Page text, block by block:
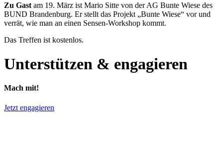
Zu Gast am 19. März ist Mario Sitte von der AG Bunte Wiese des
BUND Brandenburg. Er stellt das Projekt „Bunte Wiese“ vor und
verrät, wie man an einen Sensen-Workshop kommt.
Das Treffen ist kostenlos.
Unterstützen & engagieren
Mach mit!
Jetzt engagieren